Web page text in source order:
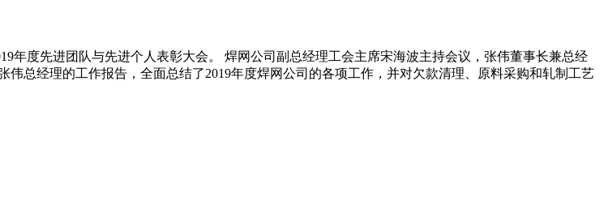
年度先进团队与先进个人表彰大会。 焊网公司副总经理工会主席宋海波主持会议，张伟董事长兼总经
总经理的工作报告，全面总结了2019年度焊网公司的各项工作，并对欠款清理、原料采购和轧制工艺